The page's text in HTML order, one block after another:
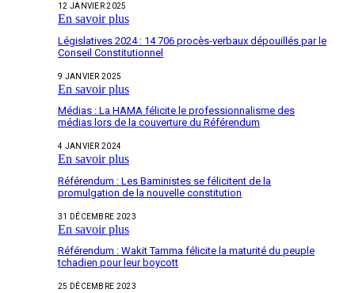
12 JANVIER 2025
En savoir plus
Législatives 2024 : 14 706 procès-verbaux dépouillés par le
Conseil Constitutionnel
9 JANVIER 2025
En savoir plus
Médias : La HAMA félicite le professionnalisme des
médias lors de la couverture du Référendum
4 JANVIER 2024
En savoir plus
Référendum : Les Baministes se félicitent de la
promulgation de la nouvelle constitution
31 DÉCEMBRE 2023
En savoir plus
Référendum : Wakit Tamma félicite la maturité du peuple
tchadien pour leur boycott
25 DÉCEMBRE 2023